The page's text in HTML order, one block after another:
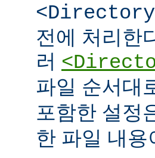
전에 처리한
러
파일 순서대
포함한 설정
한 파일 내